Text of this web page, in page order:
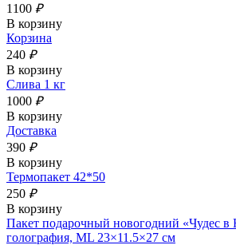
1100 ₽
В корзину
Корзина
240 ₽
В корзину
Слива 1 кг
1000 ₽
В корзину
Доставка
390 ₽
В корзину
Термопакет 42*50
250 ₽
В корзину
Пакет подарочный новогодний «Чудес в
голография, ML 23×11.5×27 см